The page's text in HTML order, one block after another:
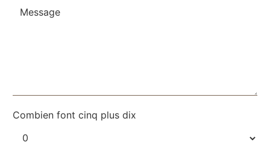
Combien font cinq plus dix